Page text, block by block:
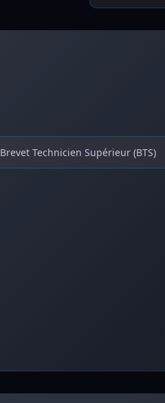
Brevet Technicien Supérieur (BTS)